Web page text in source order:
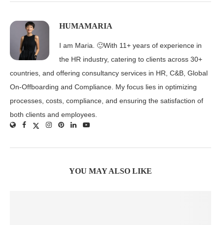
HUMAMARIA
I am Maria. 🙂With 11+ years of experience in
the HR industry, catering to clients across 30+
countries, and offering consultancy services in HR, C&B, Global
On-Offboarding and Compliance. My focus lies in optimizing
processes, costs, compliance, and ensuring the satisfaction of
both clients and employees.
YOU MAY ALSO LIKE